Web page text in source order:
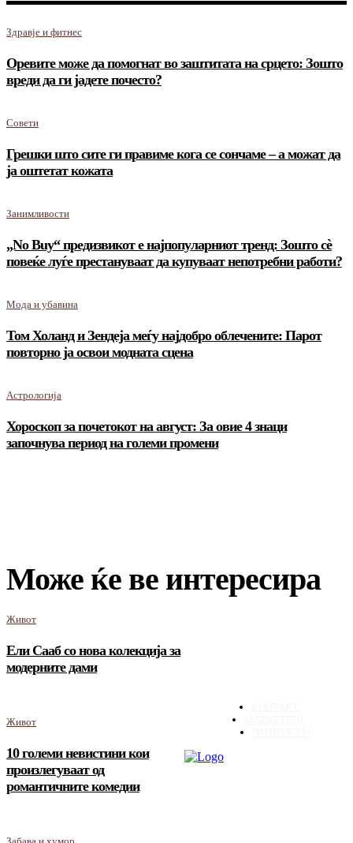
Здравје и фитнес
Оревите може да помогнат во заштитата на срцето: Зошто
вреди да ги јадете почесто?
Совети
Грешки што сите ги правиме кога се сончаме – а можат да
ја оштетат кожата
Занимливости
„No Buy“ предизвикот е најпопуларниот тренд: Зошто сè
повеќе луѓе престануваат да купуваат непотребни работи?
Мода и убавина
Том Холанд и Зендеја меѓу најдобро облечените: Парот
повторно ја освои модната сцена
Астрологија
Хороскоп за почетокот на август: За овие 4 знаци
започнува период на големи промени
Може ќе ве интересира
Живот
Ели Сааб со нова колекција за
модерните дами
Живот
10 големи невистини кои
произлегуваат од
романтичните комедии